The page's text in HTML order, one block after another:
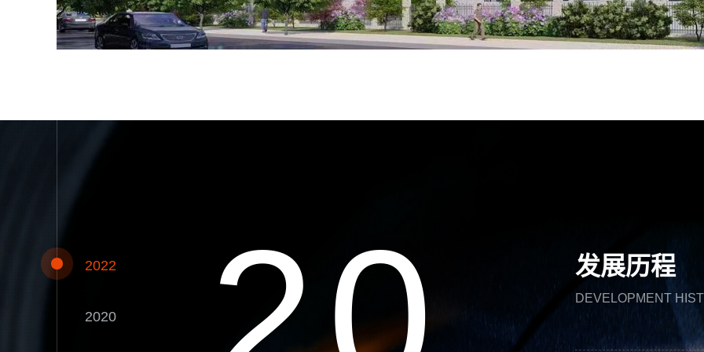
2022
2020
100
发展历程
DEVELOPMENT